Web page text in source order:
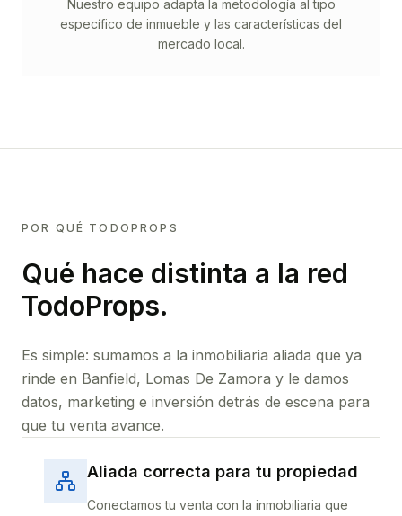
Nuestro equipo adapta la metodología al tipo
específico de inmueble y las características del
mercado local.
POR QUÉ TODOPROPS
Qué hace distinta a la red
TodoProps.
Es simple: sumamos a la inmobiliaria aliada que ya
rinde en Banfield, Lomas De Zamora y le damos
datos, marketing e inversión detrás de escena para
que tu venta avance.
Aliada correcta para tu propiedad
Conectamos tu venta con la inmobiliaria que